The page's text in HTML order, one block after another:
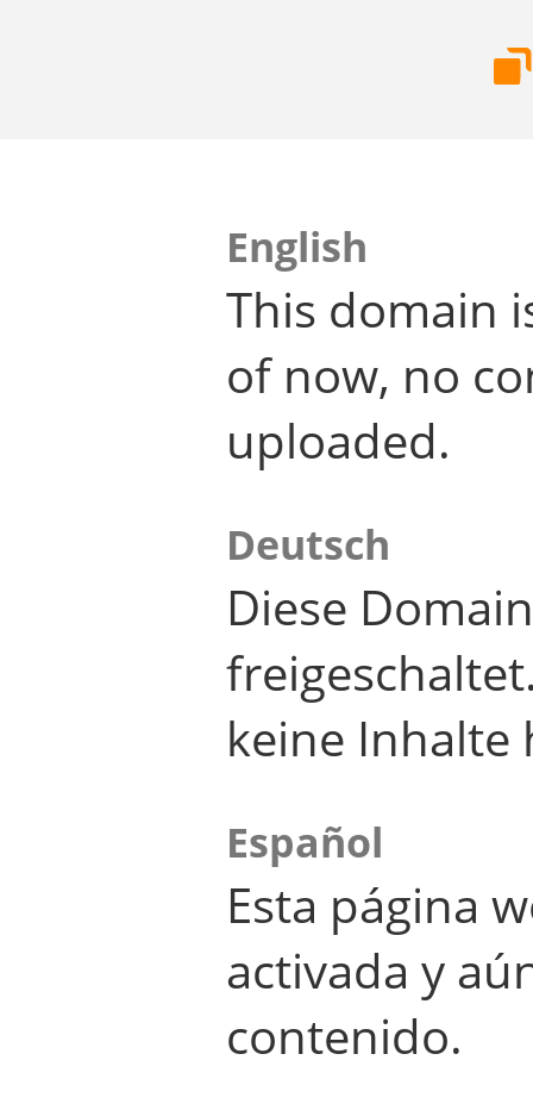
English
This domain
of now, no
uploaded.
Deutsch
Diese
keine Inhalte
Español
Esta página
activada y
contenido.